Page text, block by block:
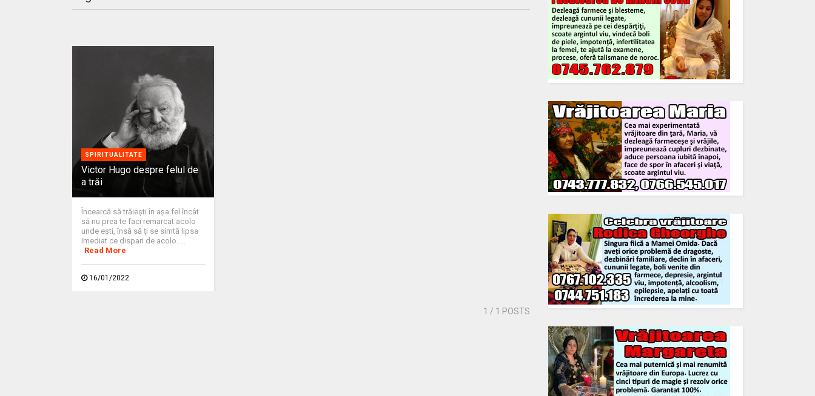
SPIRITUALITATE
Victor Hugo despre felul de
a trăi
Încearcă să trăieşti în aşa fel încât
să nu prea te faci remarcat acolo
unde eşti, însă să ţi se simtă lipsa
imediat ce dispari de acolo. ...
Read More
16/01/2022
1 / 1 POSTS